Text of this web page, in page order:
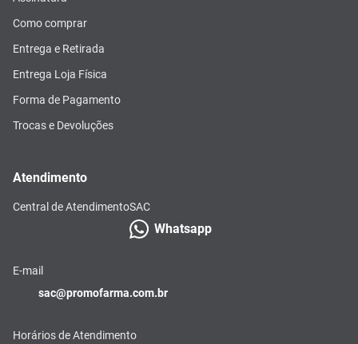
Como comprar
Entrega e Retirada
Entrega Loja Física
Forma de Pagamento
Trocas e Devoluções
Atendimento
Central de AtendimentoSAC
Whatsapp
E-mail
sac@promofarma.com.br
Horários de Atendimento